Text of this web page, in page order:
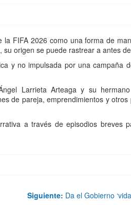
FIFA 2026 como una forma de
origen se puede rastrear a antes
y no impulsada por una campaña
Larrieta Arteaga y su
de pareja, emprendimientos y
a través de episodios breves
Siguiente: Da el Gobierno